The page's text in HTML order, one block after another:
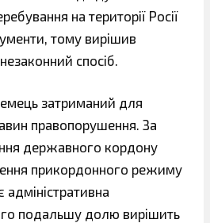
на території Росії
тому вирішив
спосіб.
затриманий для
правопорушення. За
державного кордону
прикордонного режиму
адміністративна
подальшу долю вирішить